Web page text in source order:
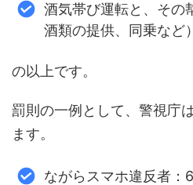
酒気帯び運転と、その
酒類の提供、同乗など）
の以上です。
罰則の一例として、警視庁
ます。
ながらスマホ違反者：